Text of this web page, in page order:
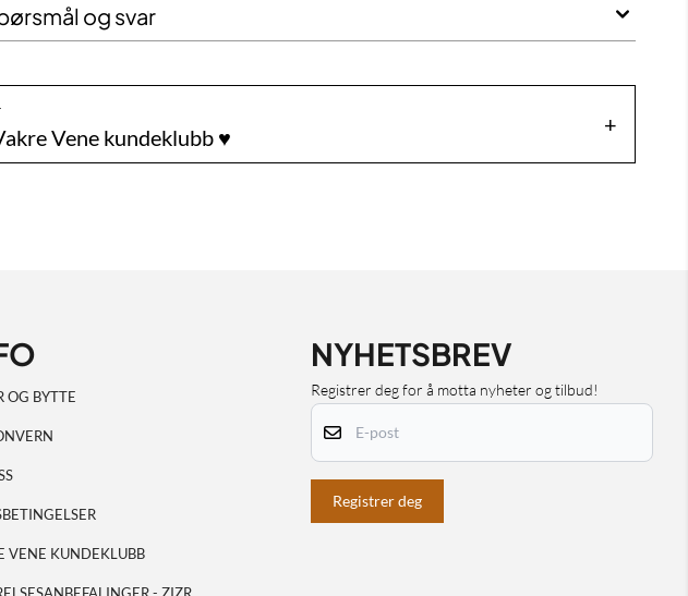
og svar
Vene kundeklubb ♥️
OG BYTTE
VENE KUNDEKLUBB
- ZIZR
NYHETSBREV
Registrer deg for å motta nyheter og tilbud!
E-post
Registrer deg